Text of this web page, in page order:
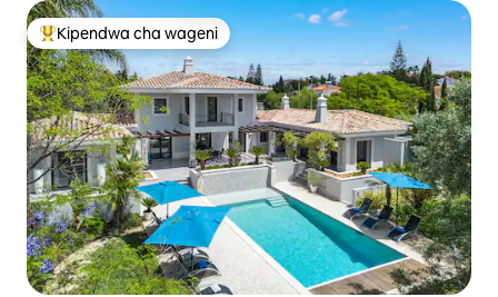
Kipendwa maarufu cha wageni
Kipendwa cha wageni